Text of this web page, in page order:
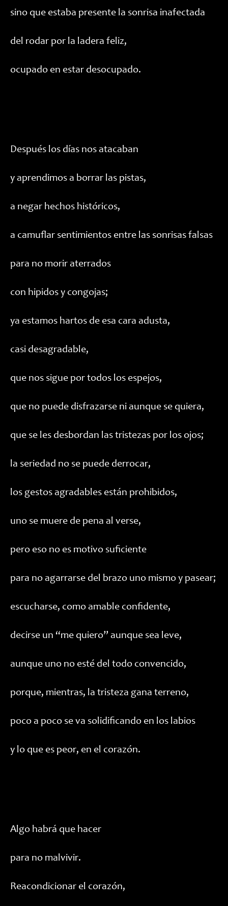
sino que estaba presente la sonrisa inafectada
del rodar por la ladera feliz,
ocupado en estar desocupado.
Después los días nos atacaban
y aprendimos a borrar las pistas,
a negar hechos históricos,
a camuflar sentimientos entre las sonrisas falsas
para no morir aterrados
con hipidos y congojas;
ya estamos hartos de esa cara adusta,
casi desagradable,
que nos sigue por todos los espejos,
que no puede disfrazarse ni aunque se quiera,
que se les desbordan las tristezas por los ojos;
la seriedad no se puede derrocar,
los gestos agradables están prohibidos,
uno se muere de pena al verse,
pero eso no es motivo suficiente
para no agarrarse del brazo uno mismo y pasear;
escucharse, como amable confidente,
decirse un “me quiero” aunque sea leve,
aunque uno no esté del todo convencido,
porque, mientras, la tristeza gana terreno,
poco a poco se va solidificando en los labios
y lo que es peor, en el corazón.
Algo habrá que hacer
para no malvivir.
Reacondicionar el corazón,